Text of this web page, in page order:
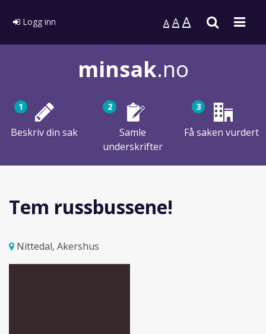
Logg inn A AA Søk
minsak.no
1
Beskriv din sak
2
Samle
underskrifter
3
Få saken vurdert
Tem russbussene!
Nittedal, Akershus